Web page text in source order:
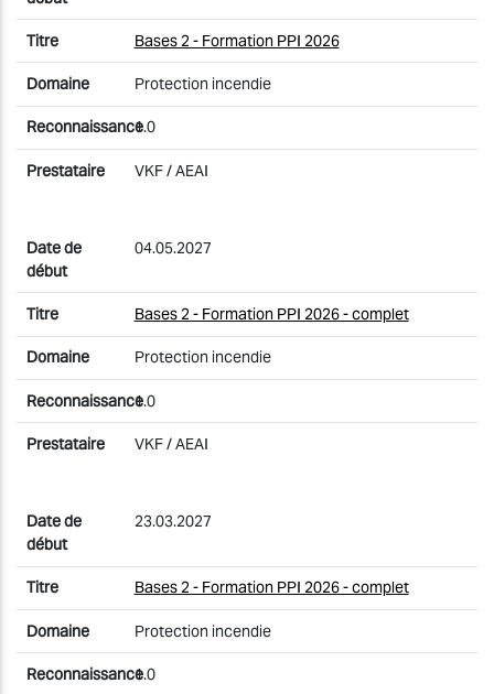
Bases 2 - Formation PPI 2026
Protection incendie
1.0
VKF / AEAI
04.05.2027
Bases 2 - Formation PPI 2026 - complet
Protection incendie
1.0
VKF / AEAI
23.03.2027
Bases 2 - Formation PPI 2026 - complet
Protection incendie
1.0